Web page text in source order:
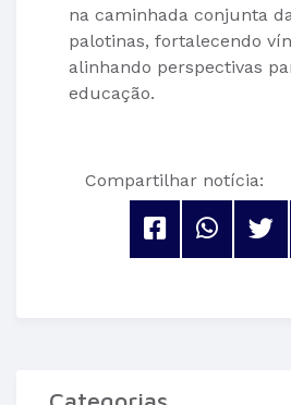
na caminhada conjunta
palotinas, fortalecendo
alinhando perspectivas
educação.
Compartilhar notícia: